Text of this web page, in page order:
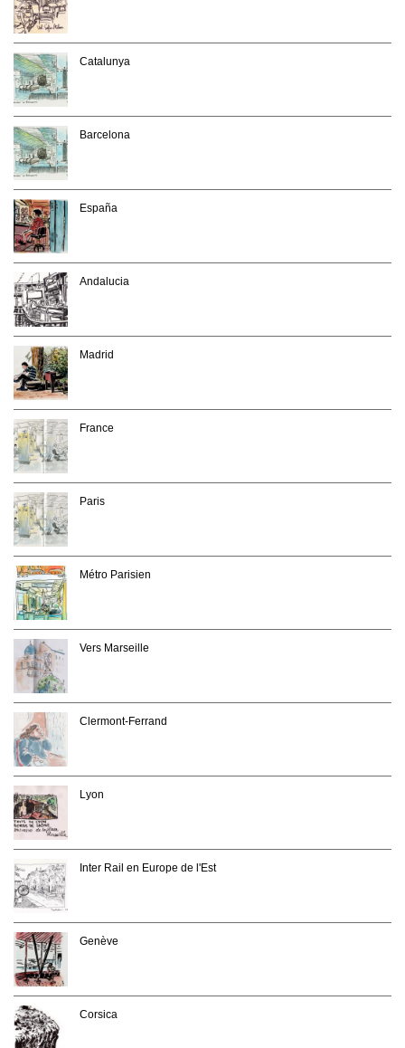
Catalunya
Barcelona
España
Andalucia
Madrid
France
Paris
Métro Parisien
Vers Marseille
Clermont-Ferrand
Lyon
Inter Rail en Europe de l'Est
Genève
Corsica